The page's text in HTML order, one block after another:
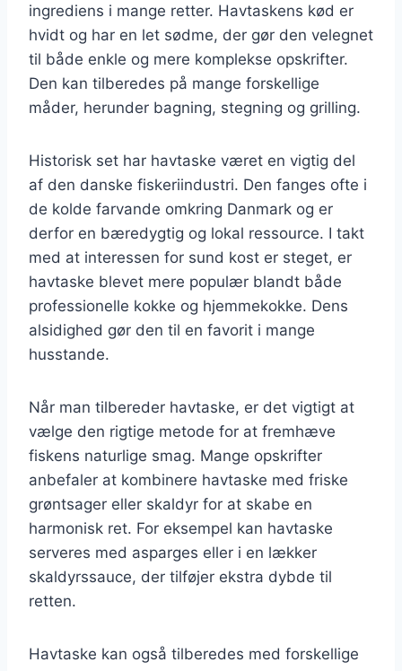
ingrediens i mange retter. Havtaskens kød er
hvidt og har en let sødme, der gør den velegnet
til både enkle og mere komplekse opskrifter.
Den kan tilberedes på mange forskellige
måder, herunder bagning, stegning og grilling.
Historisk set har havtaske været en vigtig del
af den danske fiskeriindustri. Den fanges ofte i
de kolde farvande omkring Danmark og er
derfor en bæredygtig og lokal ressource. I takt
med at interessen for sund kost er steget, er
havtaske blevet mere populær blandt både
professionelle kokke og hjemmekokke. Dens
alsidighed gør den til en favorit i mange
husstande.
Når man tilbereder havtaske, er det vigtigt at
vælge den rigtige metode for at fremhæve
fiskens naturlige smag. Mange opskrifter
anbefaler at kombinere havtaske med friske
grøntsager eller skaldyr for at skabe en
harmonisk ret. For eksempel kan havtaske
serveres med asparges eller i en lækker
skaldyrssauce, der tilføjer ekstra dybde til
retten.
Havtaske kan også tilberedes med forskellige